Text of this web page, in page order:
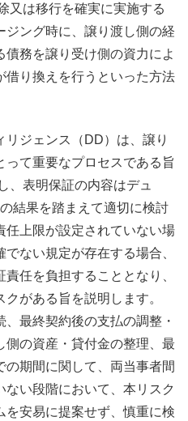
又は移行を確実に実施する
ジング時に、譲り渡し側の経
務を譲り受け側の資力によ
借り換えを行うといった方法
ジェンス（DD）は、譲り
て重要なプロセスである旨
、表明保証の内容はデュ
結果を踏まえて適切に検討
任上限が設定されていない場
ない規定が存在する場合、
任を負担することとなり、
がある旨を説明します。
最終契約後の支払の調整・
の資産・貸付金の整理、最
期間に関して、両当事者間
い段階において、本リスク
を安易に提案せず、慎重に検